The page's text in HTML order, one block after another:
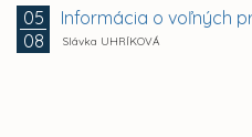
05
08
Informácia o voľných
Slávka UHRÍKOVÁ